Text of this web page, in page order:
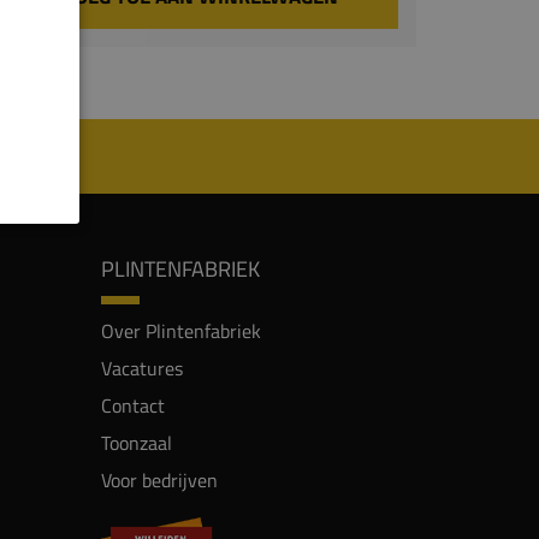
PLINTENFABRIEK
Over Plintenfabriek
Vacatures
Contact
Toonzaal
Voor bedrijven